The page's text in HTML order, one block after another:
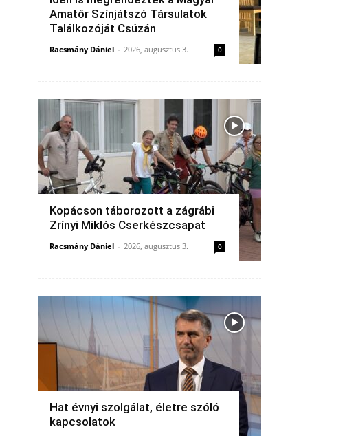
Amatőr Színjátszó Társulatok
Találkozóját Csúzán
Racsmány Dániel - 2026, augusztus 3. 0
Kopácson táborozott a zágrábi
Zrínyi Miklós Cserkészcsapat
Racsmány Dániel - 2026, augusztus 3. 0
Hat évnyi szolgálat, életre szóló
kapcsolatok